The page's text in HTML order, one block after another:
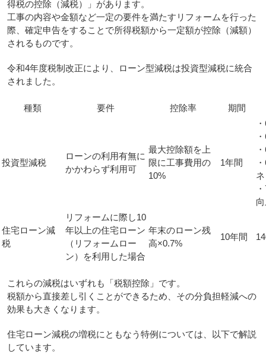
得税の控除（減税）」があります。
工事の内容や金額など一定の要件を満たすリフォームを行った
際、確定申告をすることで所得税額から一定額が控除（減額）
されるものです。
令和4年度税制改正により、ローン型減税は投資型減税に統合
されました。
種類 要件 控除率 期間
投資型減税
ローンの利用有無に
かかわらず利用可
最大控除額を上
限に工事費用の
10%
1年間
住宅ローン減
税
リフォームに際し10
年以上の住宅ローン
（リフォームロー
ン）を利用した場合
年末のローン残
高×0.7%
10年間
これらの減税はいずれも「税額控除」です。
税額から直接差し引くことができるため、その分負担軽減への
効果も大きくなります。
住宅ローン減税の増税にともなう特例については、以下で解説
しています。